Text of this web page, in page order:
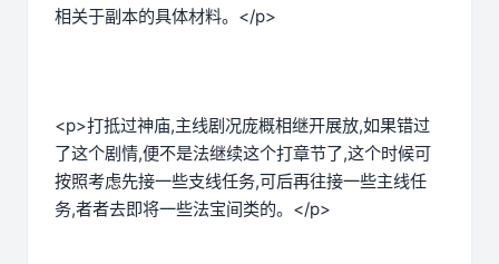
相关于副本的具体材料。</p>
<p>打抵过神庙,主线剧况庞概相继开展放,如果错过
了这个剧情,便不是法继续这个打章节了,这个时候可
按照考虑先接一些支线任务,可后再往接一些主线任
务,者者去即将一些法宝间类的。</p>